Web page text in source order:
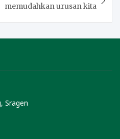
memudahkan urusan kita
Sragen